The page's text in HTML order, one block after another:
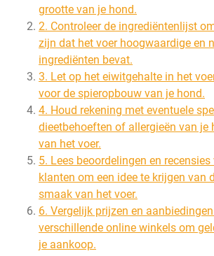
grootte van je hond.
2. Controleer de ingrediëntenlijst
zijn dat het voer hoogwaardige en
ingrediënten bevat.
3. Let op het eiwitgehalte in het
voor de spieropbouw van je hond.
4. Houd rekening met eventuele
dieetbehoeften of allergieën van je
van het voer.
5. Lees beoordelingen en
klanten om een idee te krijgen van
smaak van het voer.
6. Vergelijk prijzen en
verschillende online winkels om
je aankoop.